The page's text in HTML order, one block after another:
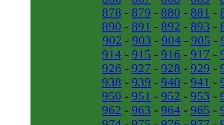
878 - 879 - 880 - 881 -
890 - 891 - 892 - 893 -
902 - 903 - 904 - 905 -
914 - 915 - 916 - 917 -
926 - 927 - 928 - 929 -
938 - 939 - 940 - 941 -
950 - 951 - 952 - 953 -
962 - 963 - 964 - 965 -